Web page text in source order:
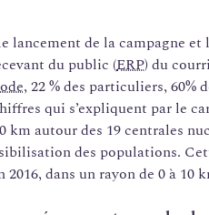
lancement de la campagne
du public (ERP) du
, 22 % des particuliers, 60%
qui s’expliquent par le
km autour des 19 centrales
des populations.
dans un rayon de 0 à 10